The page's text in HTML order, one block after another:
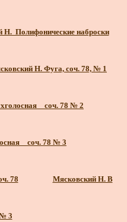
Н. Полифонические наброски
Н. Фуга, соч. 78, № 1
_ соч. 78 № 2
_ соч. 78 № 3
78 Мясковский Н. В
3